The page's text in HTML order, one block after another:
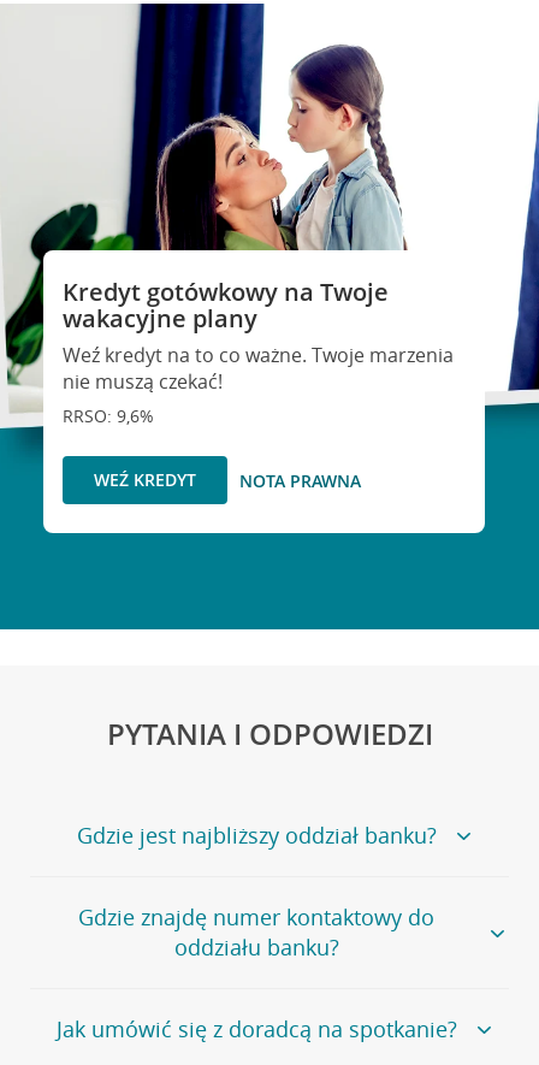
Kredyt gotówkowy na Twoje
wakacyjne plany
Weź kredyt na to co ważne. Twoje marzenia
nie muszą czekać!
RRSO: 9,6%
WEŹ KREDYT NOTA PRAWNA
PYTANIA I ODPOWIEDZI
Gdzie jest najbliższy oddział banku?
Jeśli szukasz oddziału naszego banku, zapraszamy na
stronęPlacówki i bankomaty, na której znajduje się
wygodna wyszukiwarka.
oddziałów
Gdzie znajdę numer kontaktowy do
oddziału banku?
Bank Credit Agricole nie udostępnia ogólnego numeru
telefonu do placówki bankowej.
Jak umówić się z doradcą na spotkanie?